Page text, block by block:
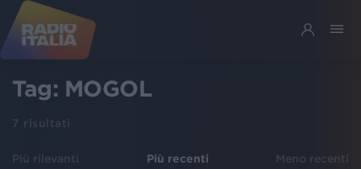
Tag: MOGOL
7 risultati
Più rilevanti Più recenti Meno recenti